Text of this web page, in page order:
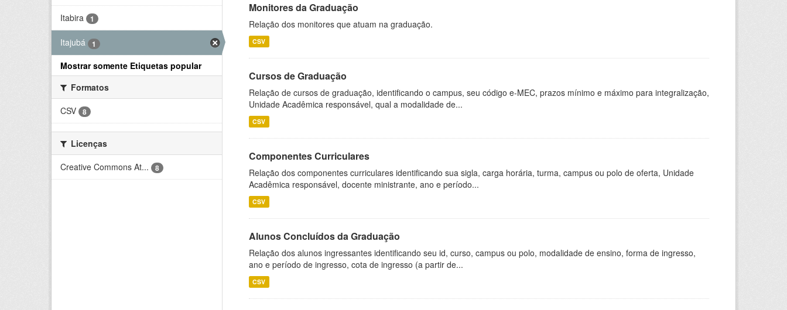
Itabira 1
Itajubá 1
Mostrar somente Etiquetas popular
Formatos
CSV
8
Licenças
Creative Commons At...
8
Monitores da Graduação
Relação dos monitores que atuam na graduação.
CSV
Cursos de Graduação
Relação de cursos de graduação, identificando o campus, seu código e-MEC, prazos mínimo e máximo para integralização,
Unidade Acadêmica responsável, qual a modalidade de...
CSV
Componentes Curriculares
Relação dos componentes curriculares identificando sua sigla, carga horária, turma, campus ou polo de oferta, Unidade
Acadêmica responsável, docente ministrante, ano e período...
CSV
Alunos Concluídos da Graduação
Relação dos alunos ingressantes identificando seu id, curso, campus ou polo, modalidade de ensino, forma de ingresso,
ano e período de ingresso, cota de ingresso (a partir de...
CSV